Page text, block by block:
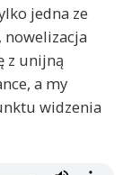
jedna ze
nowelizacja
z unijną
a my
widzenia